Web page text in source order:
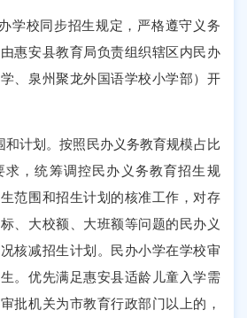
学校同步招生规定，严格遵守义务
惠安县教育局负责组织辖区内民办
、泉州聚龙外国语学校小学部）开
和计划。按照民办义务教育规模占比
求，统筹调控民办义务教育招生规
范围和招生计划的核准工作，对存
、大校额、大班额等问题的民办义
核减招生计划。民办小学在学校审
。优先满足惠安县适龄儿童入学需
批机关为市教育行政部门以上的，